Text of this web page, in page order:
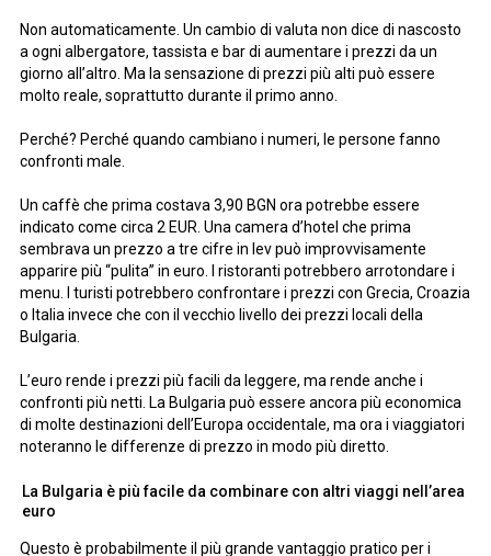
Non automaticamente. Un cambio di valuta non dice di nascosto
a ogni albergatore, tassista e bar di aumentare i prezzi da un
giorno all’altro. Ma la sensazione di prezzi più alti può essere
molto reale, soprattutto durante il primo anno.
Perché? Perché quando cambiano i numeri, le persone fanno
confronti male.
Un caffè che prima costava 3,90 BGN ora potrebbe essere
indicato come circa 2 EUR. Una camera d’hotel che prima
sembrava un prezzo a tre cifre in lev può improvvisamente
apparire più “pulita” in euro. I ristoranti potrebbero arrotondare i
menu. I turisti potrebbero confrontare i prezzi con Grecia, Croazia
o Italia invece che con il vecchio livello dei prezzi locali della
Bulgaria.
L’euro rende i prezzi più facili da leggere, ma rende anche i
confronti più netti. La Bulgaria può essere ancora più economica
di molte destinazioni dell’Europa occidentale, ma ora i viaggiatori
noteranno le differenze di prezzo in modo più diretto.
La Bulgaria è più facile da combinare con altri viaggi nell’area
euro
Questo è probabilmente il più grande vantaggio pratico per i